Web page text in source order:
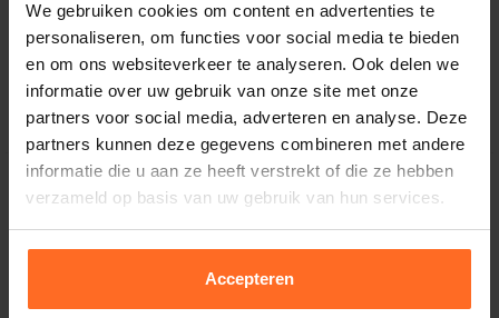
We gebruiken cookies om content en advertenties te
personaliseren, om functies voor social media te bieden
en om ons websiteverkeer te analyseren. Ook delen we
informatie over uw gebruik van onze site met onze
partners voor social media, adverteren en analyse. Deze
partners kunnen deze gegevens combineren met andere
informatie die u aan ze heeft verstrekt of die ze hebben
verzameld op basis van uw gebruik van hun services.
Accepteren
Catwalk Junkie
Jurk Wild Bruin
159,95
Altijd gratis bezorging